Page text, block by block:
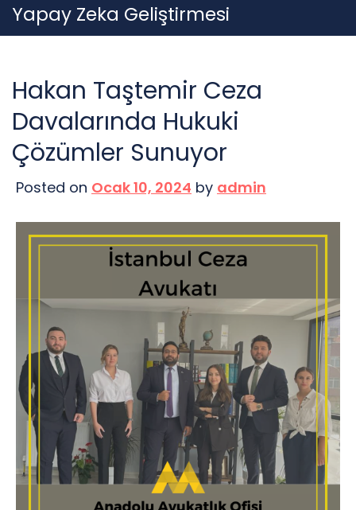
Skip
to
Yapay Zeka Geliştirmesi
Hakan Taştemir Ceza
Davalarında Hukuki
Çözümler Sunuyor
Posted on Ocak 10, 2024 by admin